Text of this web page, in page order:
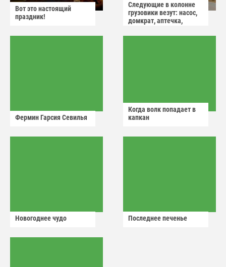
Вот это настоящий
праздник!
Следующие в колонне
грузовики везут: насос,
домкрат, аптечка,
Фермин Гарсия Севилья
Когда волк попадает в
капкан
Новогоднее чудо Последнее печенье